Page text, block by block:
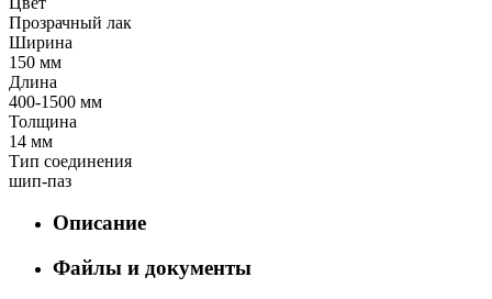
Прозрачный лак
Ширина
150 мм
Длина
400-1500 мм
Толщина
14 мм
Тип соединения
шип-паз
Описание
Файлы и документы